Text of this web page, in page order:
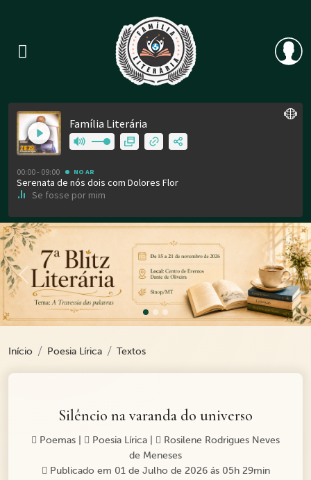
Previous
Início Poesia Lírica Textos
Silêncio na varanda do universo
Poemas Poesia Lírica
Rosilene Rodrigues Neves
de Meneses
Publicado em 01 de Julho de 2026 ás 05h 29min